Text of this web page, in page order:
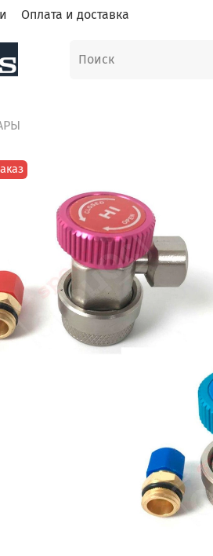
Оплата и доставка